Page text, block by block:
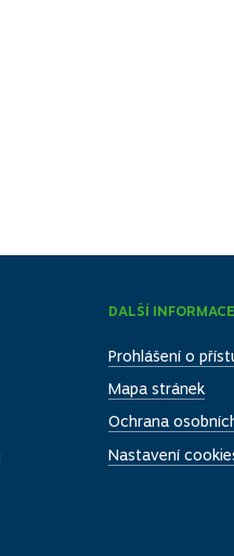
DALŠÍ INFORMACE
Prohlášení o
Mapa stránek
Ochrana
Nastavení